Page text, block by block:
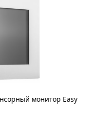
монитор Easy